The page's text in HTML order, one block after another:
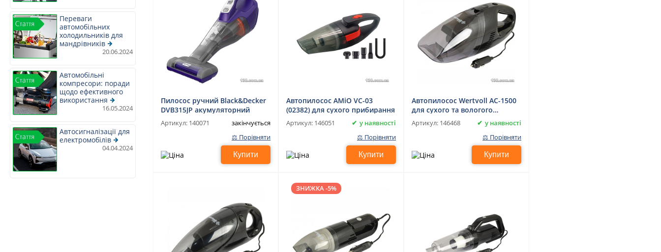
Переваги
автомобільних
холодильників для
мандрівників
20.06.2024
Автомобільні
компресори: поради
щодо ефективного
використання
16.05.2024
Автосигналізації для
електромобілів
04.04.2024
Пилосос ручний Black&Decker
DVB315JP акумуляторний
Артикул: 140071
закінчується
⚖ Порівняти
Купити
Автопилосос AMiO VC-03
(02382) для сухого прибирання
Артикул: 146051
у наявності
⚖ Порівняти
Купити
Автопилосос Wertvoll AC-1500
для сухого та вологого
прибирання
Артикул: 146468
у наявності
⚖ Порівняти
Купити
ЗНИЖКА -5%